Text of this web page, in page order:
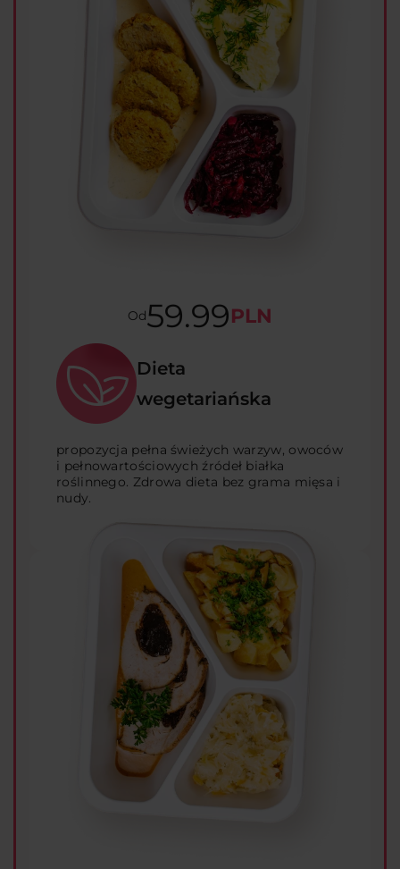
Od59.99PLN
Dieta
wegetariańska
propozycja pełna świeżych warzyw, owoców
i pełnowartościowych źródeł białka
roślinnego. Zdrowa dieta bez grama mięsa i
nudy.